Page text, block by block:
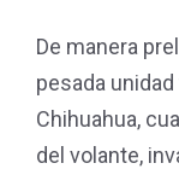
De manera
pesada
Chihuahua,
del volante,